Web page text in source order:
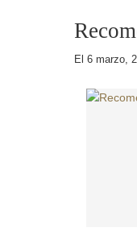
El 6 marzo,